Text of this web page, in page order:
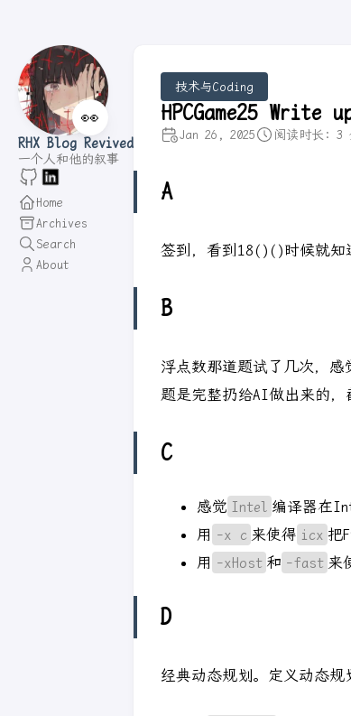
👀
RHX Blog Revived
一个人和他的叙事
Home
Archives
Search
About
技术与Coding
HPCGame25 Write
Jan 26, 2025 阅读时长: 3
A
签到，看到18()()时候就知
B
浮点数那道题试了几次，感
题是完整扔给AI做出来的，
C
感觉 Intel 编译器在
用 -x c 来使得 icx 把
用 -xHost 和 -fast 来
D
经典动态规划。定义动态规